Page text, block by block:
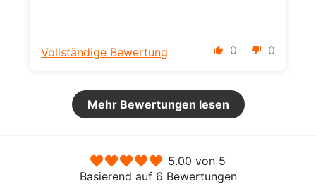
0 0
Vollständige Bewertung
Mehr Bewertungen lesen
5.00 von 5
Basierend auf 6 Bewertungen